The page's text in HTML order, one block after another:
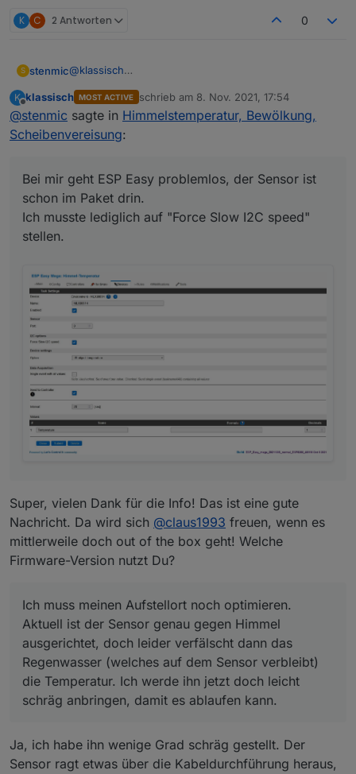
K C 2 Antworten 0
S stenmic@klassisch
Bei mir geht ESP Easy problemlos, der Sensor ist
schon im Paket drin.
Ich musste lediglich auf "Force Slow I2C speed"
Ich muss meinen Aufstellort noch optimieren. Aktuell
ist der Sensor genau gegen Himmel ausgerichtet,
doch leider verfälscht dann das Regenwasser
(welches auf dem Sensor verbleibt) die Temperatur.
Ich werde ihn jetzt doch leicht schräg anbringen,
damit es ablaufen kann.
K
Offline
klassisch MOST ACTIVE schrieb am 8. Nov. 2021, 17:54
zuletzt editiert von
@stenmic sagte in Himmelstemperatur, Bewölkung,
Scheibenvereisung:
Bei mir geht ESP Easy problemlos, der Sensor ist
schon im Paket drin.
Ich musste lediglich auf "Force Slow I2C speed"
stellen.
Super, vielen Dank für die Info! Das ist eine gute
Nachricht. Da wird sich @claus1993 freuen, wenn es
mittlerweile doch out of the box geht! Welche
Firmware-Version nutzt Du?
Ich muss meinen Aufstellort noch optimieren.
Aktuell ist der Sensor genau gegen Himmel
ausgerichtet, doch leider verfälscht dann das
Regenwasser (welches auf dem Sensor verbleibt)
die Temperatur. Ich werde ihn jetzt doch leicht
schräg anbringen, damit es ablaufen kann.
Ja, ich habe ihn wenige Grad schräg gestellt. Der
Sensor ragt etwas über die Kabeldurchführung heraus,